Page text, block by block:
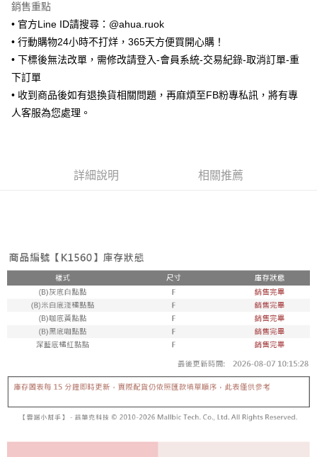
悠遊付
ATM付款
全家取貨付款
每筆NT$65，滿NT$688(含以上)免運費
宅配
每筆NT$80，滿NT$1,000(含以上)免運費
宅配(外島)
每筆NT$125，滿NT$1,500(含以上)免運費
查看運費
香港澳門地區 查看運費
銷售重點
• 官方Line ID請搜尋：@ahua.ruok
• 行動購物24小時不打烊，365天方便買開心購！
• 下標後無法改單，需修改請登入-會員系統-交易紀錄-取消訂單-重
下訂單
• 收到商品後如有退換貨相關問題，再麻煩至FB粉專私訊，將有專
人客服為您處理。
詳細說明 相關推薦